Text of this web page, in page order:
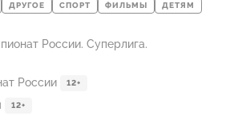
ДРУГОЕ СПОРТ ФИЛЬМЫ ДЕТЯМ
России. Суперлига.
России 12+
12+